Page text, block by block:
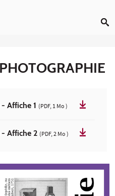
Affiche 1 (PDF, 1 Mo )
Affiche 2 (PDF, 2 Mo )